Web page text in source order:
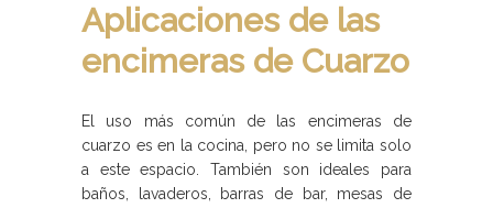
Aplicaciones de las
encimeras de Cuarzo
El uso más común de las encimeras de
cuarzo es en la cocina, pero no se limita solo
a este espacio. También son ideales para
baños, lavaderos, barras de bar, mesas de